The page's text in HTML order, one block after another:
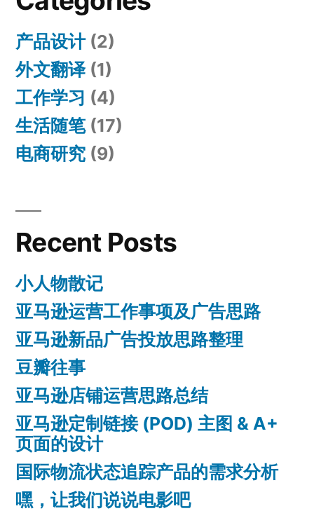
产品设计(2)
外文翻译(1)
工作学习 (4)
生活随笔(17)
电商研究 (9)
Recent Posts
小人物散记
亚马逊运营工作事项及广告思路
亚马逊新品广告投放思路整理
豆瓣往事
亚马逊店铺运营思路总结
亚马逊定制链接 (POD) 主图 & A+
页面的设计
国际物流状态追踪产品的需求分析
嘿，让我们说说电影吧